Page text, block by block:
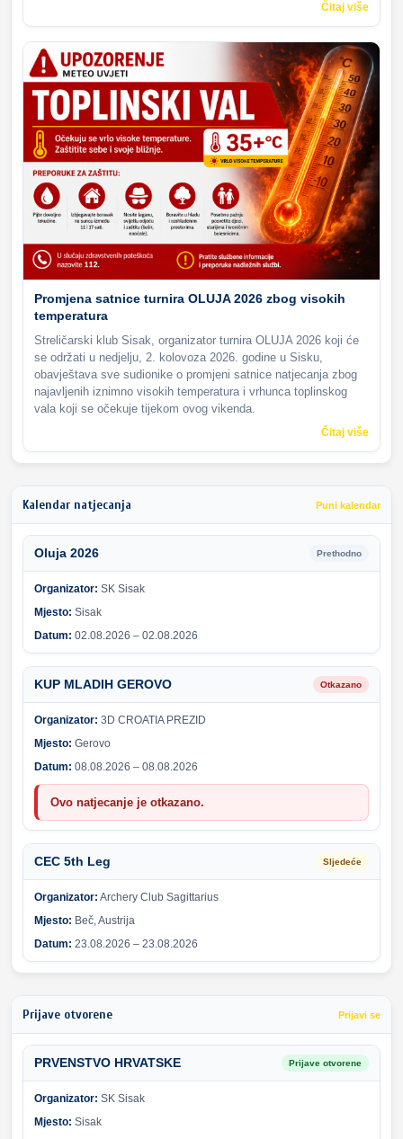
Čitaj više
Promjena satnice turnira OLUJA 2026 zbog visokih
temperatura
Streličarski klub Sisak, organizator turnira OLUJA 2026 koji će
se održati u nedjelju, 2. kolovoza 2026. godine u Sisku,
obavještava sve sudionike o promjeni satnice natjecanja zbog
najavljenih iznimno visokih temperatura i vrhunca toplinskog
vala koji se očekuje tijekom ovog vikenda.
Čitaj više
Kalendar natjecanja Puni kalendar
Oluja 2026 Prethodno
Organizator: SK Sisak
Mjesto: Sisak
Datum: 02.08.2026 – 02.08.2026
KUP MLADIH GEROVO Otkazano
Organizator: 3D CROATIA PREZID
Mjesto: Gerovo
Datum: 08.08.2026 – 08.08.2026
Ovo natjecanje je otkazano.
CEC 5th Leg Sljedeće
Organizator: Archery Club Sagittarius
Mjesto: Beč, Austrija
Datum: 23.08.2026 – 23.08.2026
Prijave otvorene Prijavi se
PRVENSTVO HRVATSKE Prijave otvorene
Organizator: SK Sisak
Mjesto: Sisak